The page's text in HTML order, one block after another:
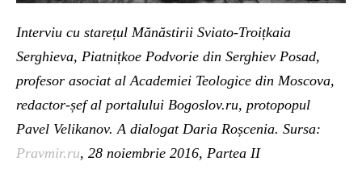
Interviu cu starețul Mănăstirii Sviato-Troițkaia
Serghieva, Piatnițkoe Podvorie din Serghiev Posad,
profesor asociat al Academiei Teologice din Moscova,
redactor-șef al portalului Bogoslov.ru, protopopul
Pavel Velikanov. A dialogat Daria Roșcenia. Sursa:
Pravmir.ru, 28 noiembrie 2016, Partea II